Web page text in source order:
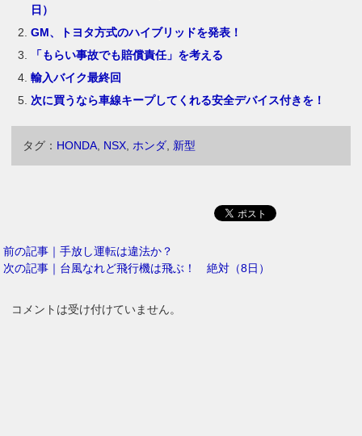
日）
GM、トヨタ方式のハイブリッドを発表！
「もらい事故でも賠償責任」を考える
輸入バイク最終回
次に買うなら車線キープしてくれる安全デバイス付きを！
タグ： HONDA NSX ホンダ 新型
前の記事｜手放し運転は違法か？
次の記事｜台風なれど飛行機は飛ぶ！ 絶対（8日）
コメントは受け付けていません。